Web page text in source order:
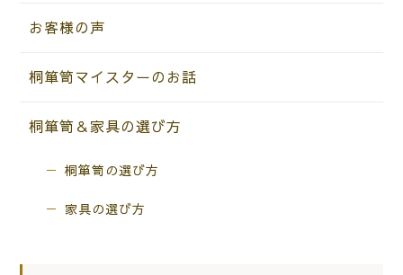
お客様の声
桐箪笥マイスターのお話
桐箪笥＆家具の選び方
桐箪笥の選び方
家具の選び方